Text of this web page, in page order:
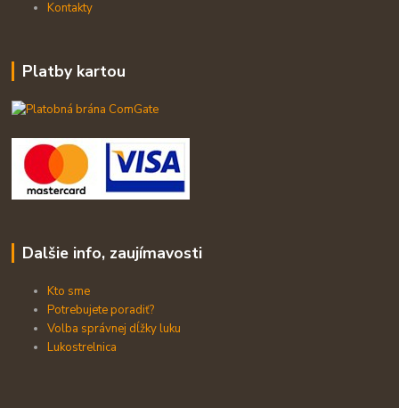
Kontakty
Platby kartou
Dalšie info, zaujímavosti
Kto sme
Potrebujete poradiť?
Volba správnej dĺžky luku
Lukostrelnica